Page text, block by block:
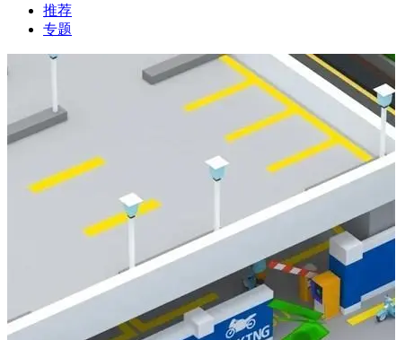
推荐
专题